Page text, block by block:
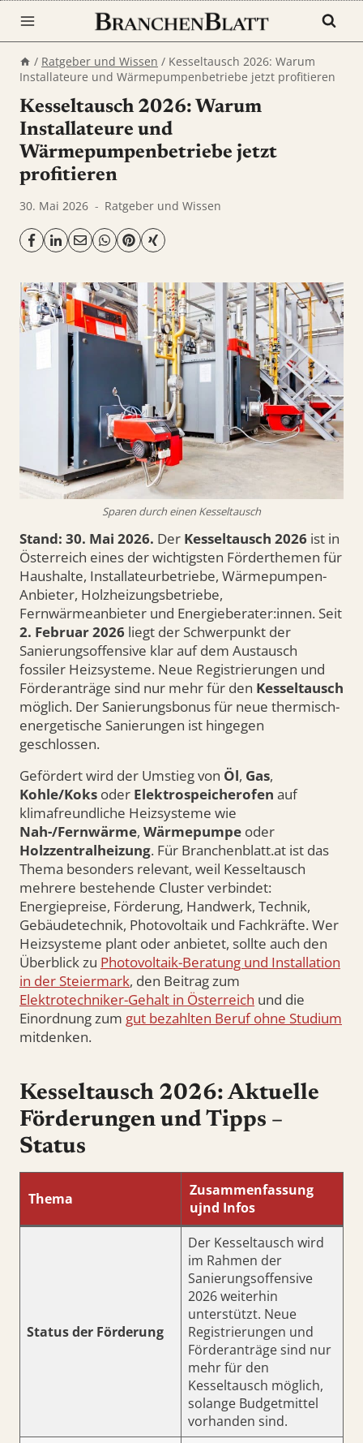
Inhalt
springen
/ Ratgeber und Wissen / Kesseltausch 2026: Warum
Installateure und Wärmepumpenbetriebe jetzt profitieren
Kesseltausch 2026: Warum
Installateure und
Wärmepumpenbetriebe jetzt
profitieren
30. Mai 2026 Ratgeber und Wissen
Sparen durch einen Kesseltausch
Stand: 30. Mai 2026. Der Kesseltausch 2026 ist in
Österreich eines der wichtigsten Förderthemen für
Haushalte, Installateurbetriebe, Wärmepumpen-
Anbieter, Holzheizungsbetriebe,
Fernwärmeanbieter und Energieberater:innen. Seit
2. Februar 2026 liegt der Schwerpunkt der
Sanierungsoffensive klar auf dem Austausch
fossiler Heizsysteme. Neue Registrierungen und
Förderanträge sind nur mehr für den Kesseltausch
möglich. Der Sanierungsbonus für neue thermisch-
energetische Sanierungen ist hingegen
geschlossen.
Gefördert wird der Umstieg von Öl, Gas,
Kohle/Koks oder Elektrospeicherofen auf
klimafreundliche Heizsysteme wie
Nah-/Fernwärme, Wärmepumpe oder
Holzzentralheizung. Für Branchenblatt.at ist das
Thema besonders relevant, weil Kesseltausch
mehrere bestehende Cluster verbindet:
Energiepreise, Förderung, Handwerk, Technik,
Gebäudetechnik, Photovoltaik und Fachkräfte. Wer
Heizsysteme plant oder anbietet, sollte auch den
Überblick zu Photovoltaik-Beratung und Installation
in der Steiermark, den Beitrag zum
Elektrotechniker-Gehalt in Österreich und die
Einordnung zum gut bezahlten Beruf ohne Studium
mitdenken.
Kesseltausch 2026: Aktuelle
Förderungen und Tipps –
Status
Thema
Zusammenfassung
ujnd Infos
Status der Förderung
Der Kesseltausch wird
im Rahmen der
Sanierungsoffensive
2026 weiterhin
unterstützt. Neue
Registrierungen und
Förderanträge sind nur
mehr für den
Kesseltausch möglich,
solange Budgetmittel
vorhanden sind.